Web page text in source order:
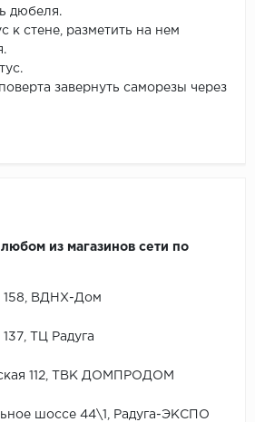
дюбеля.
к стене, разметить на нем
завернуть саморезы через
из магазинов сети по
158, ВДНХ-Дом
ТЦ Радуга
112, ТВК ДОМПРОДОМ
шоссе 44\1, Радуга-ЭКСПО